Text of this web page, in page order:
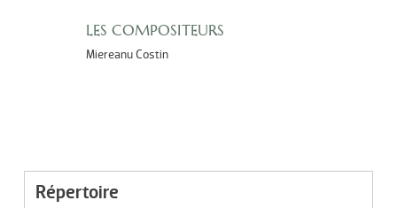
LES COMPOSITEURS
Miereanu Costin
Répertoire